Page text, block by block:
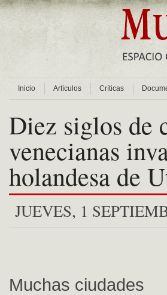
Inicio Artículos Críticas
Diez siglos de
venecianas
holandesa de
JUEVES, 1
Muchas ciudades